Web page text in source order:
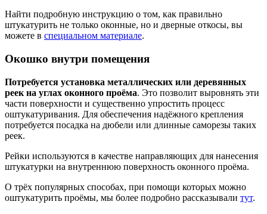
Найти подробную инструкцию о том, как правильно
штукатурить не только оконные, но и дверные откосы, вы
можете в специальном материале.
Окошко внутри помещения
Потребуется установка металлических или деревянных
реек на углах оконного проёма. Это позволит выровнять эти
части поверхности и существенно упростить процесс
оштукатуривания. Для обеспечения надёжного крепления
потребуется посадка на дюбели или длинные саморезы таких
реек.
Рейки используются в качестве направляющих для нанесения
штукатурки на внутреннюю поверхность оконного проёма.
О трёх популярных способах, при помощи которых можно
оштукатурить проёмы, мы более подробно рассказывали тут.